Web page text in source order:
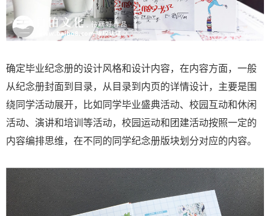
确定毕业纪念册的设计风格和设计内容，在内容方面，一般
从纪念册封面到目录，从目录到内页的详情设计，主要是围
绕同学活动展开，比如同学毕业盛典活动、校园互动和休闲
活动、演讲和培训等活动，校园运动和团建活动按照一定的
内容编排思维，在不同的同学纪念册版块划分对应的内容。